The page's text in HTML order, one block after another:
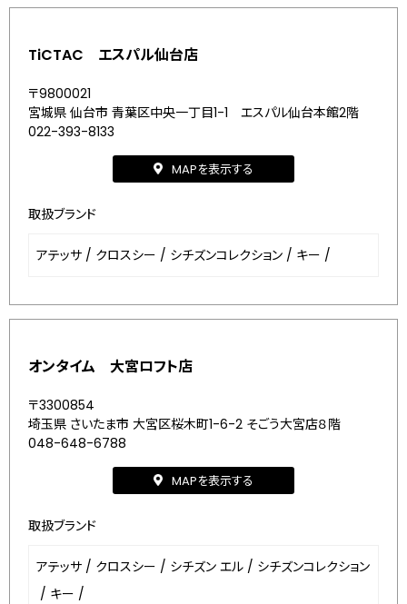
TiCTAC エスパル仙台店
〒9800021
宮城県 仙台市 青葉区中央一丁目1-1 エスパル仙台本館2階
022-393-8133
MAPを表示する
取扱ブランド
アテッサ / クロスシー / シチズンコレクション / キー /
オンタイム 大宮ロフト店
〒3300854
埼玉県 さいたま市 大宮区桜木町1-6-2 そごう大宮店８階
048-648-6788
MAPを表示する
取扱ブランド
アテッサ / クロスシー / シチズン エル / シチズンコレクション
/ キー /